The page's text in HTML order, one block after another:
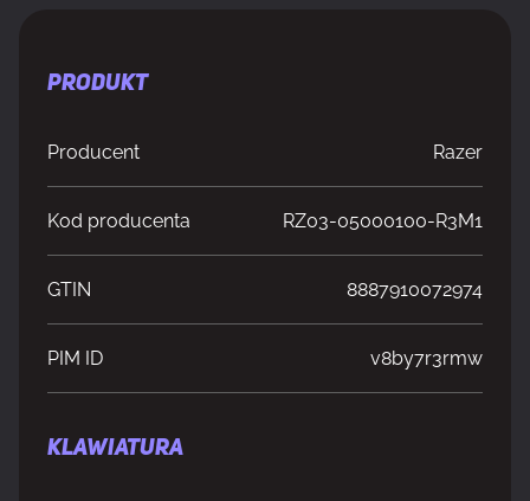
PRODUKT
Producent Razer
Kod producenta RZ03-05000100-R3M1
GTIN 8887910072974
PIM ID v8by7r3rmw
KLAWIATURA